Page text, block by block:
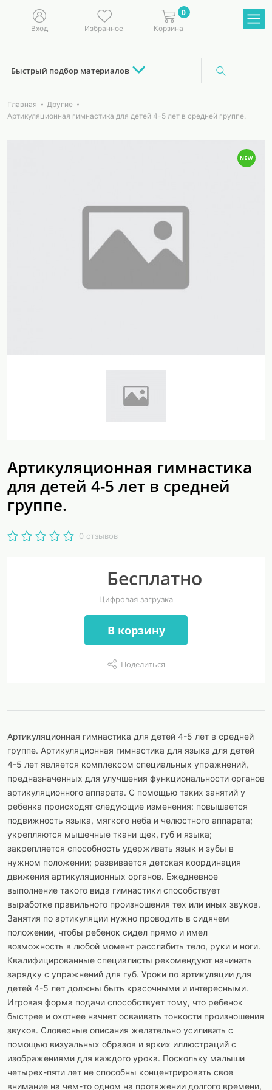
Вход Избранное
0
Корзина
Быстрый подбор материалов
Главная
Другие
Артикуляционная гимнастика для детей 4-5 лет в средней группе.
Артикуляционная гимнастика
для детей 4-5 лет в средней
группе.
0 отзывов
Бесплатно
Цифровая загрузка
В корзину
Поделиться
Артикуляционная гимнастика для детей 4-5 лет в средней
группе. Артикуляционная гимнастика для языка для детей
4-5 лет является комплексом специальных упражнений,
предназначенных для улучшения функциональности органов
артикуляционного аппарата. С помощью таких занятий у
ребенка происходят следующие изменения: повышается
подвижность языка, мягкого неба и челюстного аппарата;
укрепляются мышечные ткани щек, губ и языка;
закрепляется способность удерживать язык и зубы в
нужном положении; развивается детская координация
движения артикуляционных органов. Ежедневное
выполнение такого вида гимнастики способствует
выработке правильного произношения тех или иных звуков.
Занятия по артикуляции нужно проводить в сидячем
положении, чтобы ребенок сидел прямо и имел
возможность в любой момент расслабить тело, руки и ноги.
Квалифицированные специалисты рекомендуют начинать
зарядку с упражнений для губ. Уроки по артикуляции для
детей 4-5 лет должны быть красочными и интересными.
Игровая форма подачи способствует тому, что ребенок
быстрее и охотнее начнет осваивать тонкости произношения
звуков. Словесные описания желательно усиливать с
помощью визуальных образов и ярких иллюстраций с
изображениями для каждого урока. Поскольку малыши
четырех-пяти лет не способны концентрировать свое
внимание на чем-то одном на протяжении долгого времени,